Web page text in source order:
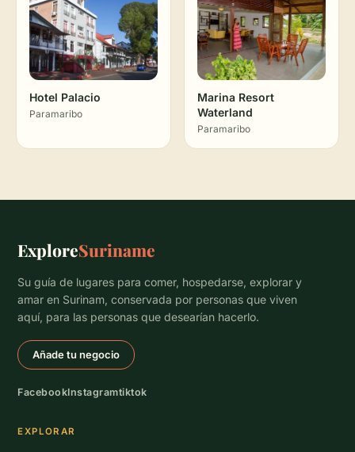
Hotel Palacio
Paramaribo
Marina Resort
Waterland
Paramaribo
ExploreSuriname
Su guía de lugares para comer, hospedarse, explorar y
amar en Surinam, conservada por personas que viven
aquí, para las personas que desearían hacerlo.
Añade tu negocio
FacebookInstagramtiktok
EXPLORAR